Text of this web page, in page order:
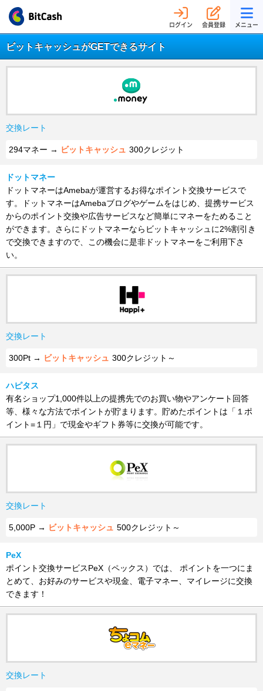
ログイン 会員登録 メニュー
ビットキャッシュがGETできるサイト
交換レート
294マネー → ビットキャッシュ 300クレジット
ドットマネー
ドットマネーはAmebaが運営するお得なポイント交換サービスで
す。ドットマネーはAmebaブログやゲームをはじめ、提携サービス
からのポイント交換や広告サービスなど簡単にマネーをためること
ができます。さらにドットマネーならビットキャッシュに2%割引き
で交換できますので、この機会に是非ドットマネーをご利用下さ
い。
交換レート
300Pt → ビットキャッシュ 300クレジット～
ハピタス
有名ショップ1,000件以上の提携先でのお買い物やアンケート回答
等、様々な方法でポイントが貯まります。貯めたポイントは「１ポ
イント=１円」で現金やギフト券等に交換が可能です。
交換レート
5,000P → ビットキャッシュ 500クレジット～
PeX
ポイント交換サービスPeX（ペックス）では、 ポイントを一つにま
とめて、お好みのサービスや現金、電子マネー、マイレージに交換
できます！
交換レート